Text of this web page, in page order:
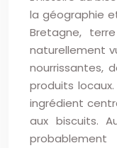
la géographie
Bretagne,
naturellement
nourrissantes,
produits
ingrédient
aux biscuits.